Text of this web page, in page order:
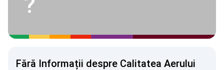
Fără Informații despre Calitatea Aerului